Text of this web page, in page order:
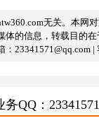
无关。本网
的信息，转载目的
23341571@qq.com |
QQ：